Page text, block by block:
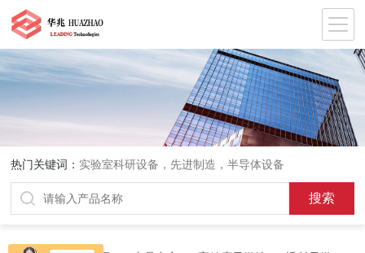
热门关键词： 实验室科研设备，先进制造，半导体设备